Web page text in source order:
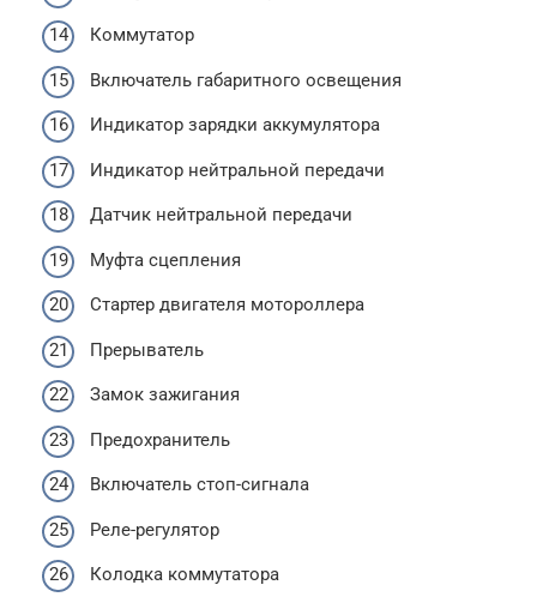
Коммутатор
Включатель габаритного освещения
Индикатор зарядки аккумулятора
Индикатор нейтральной передачи
Датчик нейтральной передачи
Муфта сцепления
Стартер двигателя мотороллера
Прерыватель
Замок зажигания
Предохранитель
Включатель стоп-сигнала
Реле-регулятор
Колодка коммутатора